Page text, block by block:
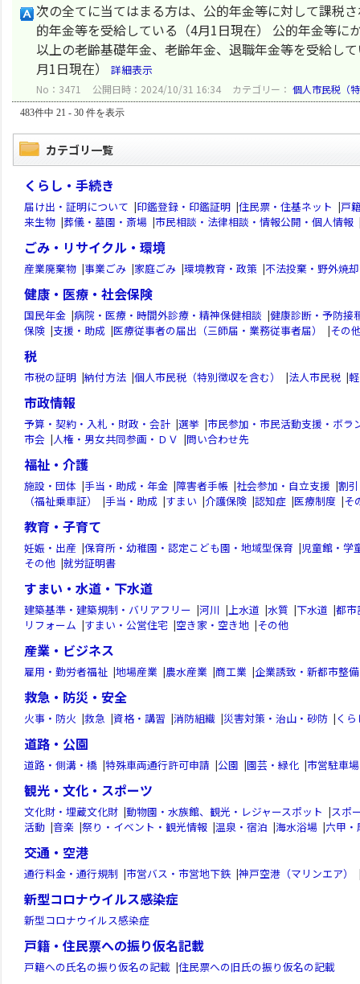
次の全てに当てはまる方は、公的年金等に対して課税
的年金等を受給している（4月1日現在） 公的年金等
以上の老齢基礎年金、老齢年金、退職年金等を受給し
月1日現在）
詳細表示
No：3471 公開日時：2024/10/31 16:34 カテゴリー： 個人市民税（
483件中 21 - 30 件を表示
カテゴリ一覧
くらし・手続き
届け出・証明について |印鑑登録・印鑑証明 |住民票・住基ネット |戸
来生物 |葬儀・墓園・斎場 |市民相談・法律相談・情報公開・個人情報
ごみ・リサイクル・環境
産業廃棄物 |事業ごみ |家庭ごみ |環境教育・政策 |不法投棄・野外焼却
健康・医療・社会保険
国民年金 |病院・医療・時間外診療・精神保健相談 |健康診断・予防接
保険 |支援・助成 |医療従事者の届出（三師届・業務従事者届） |その
税
市税の証明 |納付方法 |個人市民税（特別徴収を含む） |法人市民税 |
市政情報
予算・契約・入札・財政・会計 |選挙 |市民参加・市民活動支援・ボラ
市会 |人権・男女共同参画・ＤＶ |問い合わせ先
福祉・介護
施設・団体 |手当・助成・年金 |障害者手帳 |社会参加・自立支援 |割
（福祉乗車証）
|手当・助成 |すまい |介護保険 |認知症 |医療制度 |そ
教育・子育て
妊娠・出産 |保育所・幼稚園・認定こども園・地域型保育 |児童館・学
その他 |就労証明書
すまい・水道・下水道
建築基準・建築規制・バリアフリー |河川 |上水道 |水質 |下水道 |都市
リフォーム |すまい・公営住宅 |空き家・空き地 |その他
産業・ビジネス
雇用・勤労者福祉 |地場産業 |農水産業 |商工業 |企業誘致・新都市整備
救急・防災・安全
火事・防火 |救急 |資格・講習 |消防組織 |災害対策・治山・砂防 |く
道路・公園
道路・側溝・橋 |特殊車両通行許可申請 |公園 |園芸・緑化 |市営駐車
観光・文化・スポーツ
文化財・埋蔵文化財 |動物園・水族館、観光・レジャースポット |スポ
活動 |音楽 |祭り・イベント・観光情報 |温泉・宿泊 |海水浴場 |六甲
交通・空港
通行料金・通行規制 |市営バス・市営地下鉄 |神戸空港（マリンエア）
新型コロナウイルス感染症
新型コロナウイルス感染症
戸籍・住民票への振り仮名記載
戸籍への氏名の振り仮名の記載 |住民票への旧氏の振り仮名の記載